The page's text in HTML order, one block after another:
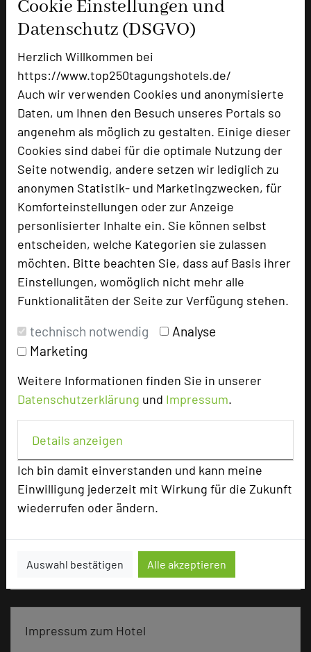
Cookie Einstellungen und
Datenschutz (DSGVO)
Herzlich Willkommen bei
https://www.top250tagungshotels.de/
Auch wir verwenden Cookies und anonymisierte
Daten, um Ihnen den Besuch unseres Portals so
angenehm als möglich zu gestalten. Einige dieser
Cookies sind dabei für die optimale Nutzung der
Seite notwendig, andere setzen wir lediglich zu
anonymen Statistik- und Marketingzwecken, für
Komforteinstellungen oder zur Anzeige
personlisierter Inhalte ein. Sie können selbst
entscheiden, welche Kategorien sie zulassen
möchten. Bitte beachten Sie, dass auf Basis ihrer
Einstellungen, womöglich nicht mehr alle
Funktionalitäten der Seite zur Verfügung stehen.
technisch notwendig
Analyse
Marketing
Weitere Informationen finden Sie in unserer
Datenschutzerklärung und Impressum.
Details anzeigen
Ich bin damit einverstanden und kann meine
Einwilligung jederzeit mit Wirkung für die Zukunft
wiederrufen oder ändern.
Auswahl bestätigen Alle akzeptieren
Bewertung
Tagungsplaner
Tagungsleiter
Hotel bewerten
Hoteldaten
Max. Tagungskapazität (Personen)
Parlamentarisch
Reihenbestuhlung
180
Tagungsräume
Zimmer
Einzelzimmer
Besonders geeignet für
Seminar, Klausur, Event, Kreativprozesse
2427 Seiten dieses Hotels wurden in den
vergangenen 30 Tagen auf diesem Portal aufgerufen.
Impressum zum Hotel